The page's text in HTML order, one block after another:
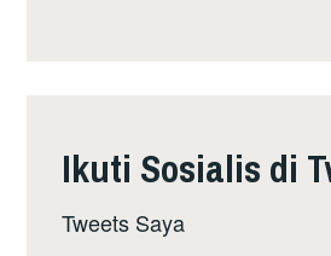
Ikuti Sosialis di
Tweets Saya